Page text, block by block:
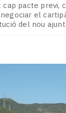
pacte previ,
el
del nou